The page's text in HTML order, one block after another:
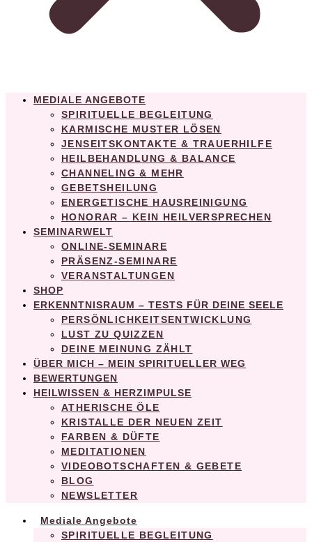
MEDIALE ANGEBOTE
SPIRITUELLE BEGLEITUNG
KARMISCHE MUSTER LÖSEN
JENSEITSKONTAKTE & TRAUERHILFE
HEILBEHANDLUNG & BALANCE
CHANNELING & MEHR
GEBETSHEILUNG
ENERGETISCHE HAUSREINIGUNG
HONORAR – KEIN HEILVERSPRECHEN
SEMINARWELT
ONLINE-SEMINARE
PRÄSENZ-SEMINARE
VERANSTALTUNGEN
SHOP
ERKENNTNISRAUM – TESTS FÜR DEINE SEELE
PERSÖNLICHKEITSENTWICKLUNG
LUST ZU QUIZZEN
DEINE MEINUNG ZÄHLT
ÜBER MICH – MEIN SPIRITUELLER WEG
BEWERTUNGEN
HEILWISSEN & HERZIMPULSE
ATHERISCHE ÖLE
KRISTALLE DER NEUEN ZEIT
FARBEN & DÜFTE
MEDITATIONEN
VIDEOBOTSCHAFTEN & GEBETE
BLOG
NEWSLETTER
Mediale Angebote
SPIRITUELLE BEGLEITUNG